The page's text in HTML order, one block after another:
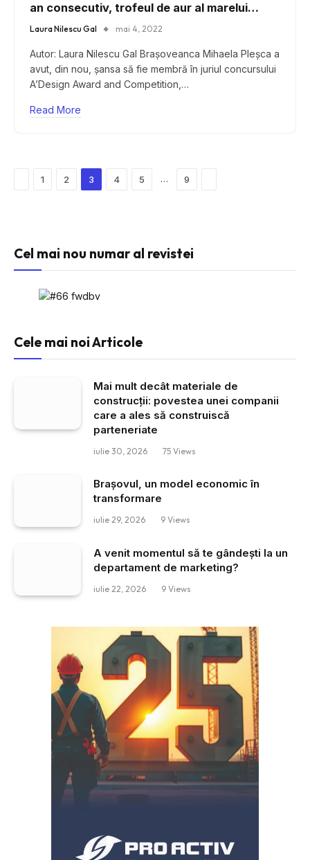
an consecutiv, trofeul de aur al marelui
public la cea mai prestigioasă competiție de
Laura Nilescu Gal mai 4, 2022
Autor: Laura Nilescu Gal Brașoveanca Mihaela Pleșca a
avut, din nou, șansa să fie membră în juriul concursului
A’Design Award and Competition,…
Read More
Previous
1 2 3 4 5 … 9
Cel mai nou numar al revistei
Cele mai noi Articole
Mai mult decât materiale de
construcții: povestea unei companii
care a ales să construiscă
parteneriate
iulie 30, 2026 75 Views
Brașovul, un model economic în
transformare
iulie 29, 2026 9 Views
A venit momentul să te gândești la un
departament de marketing?
iulie 22, 2026 9 Views